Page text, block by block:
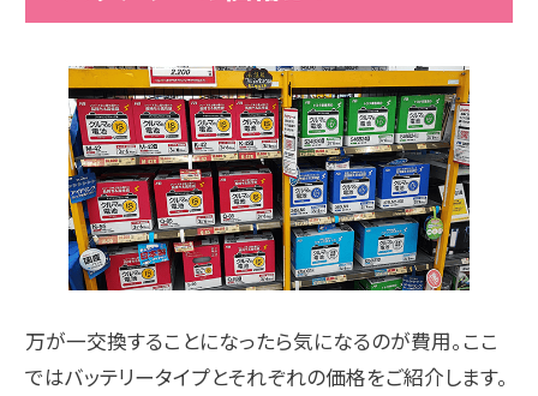
万が一交換することになったら気になるのが費用。ここ
ではバッテリータイプとそれぞれの価格をご紹介します。